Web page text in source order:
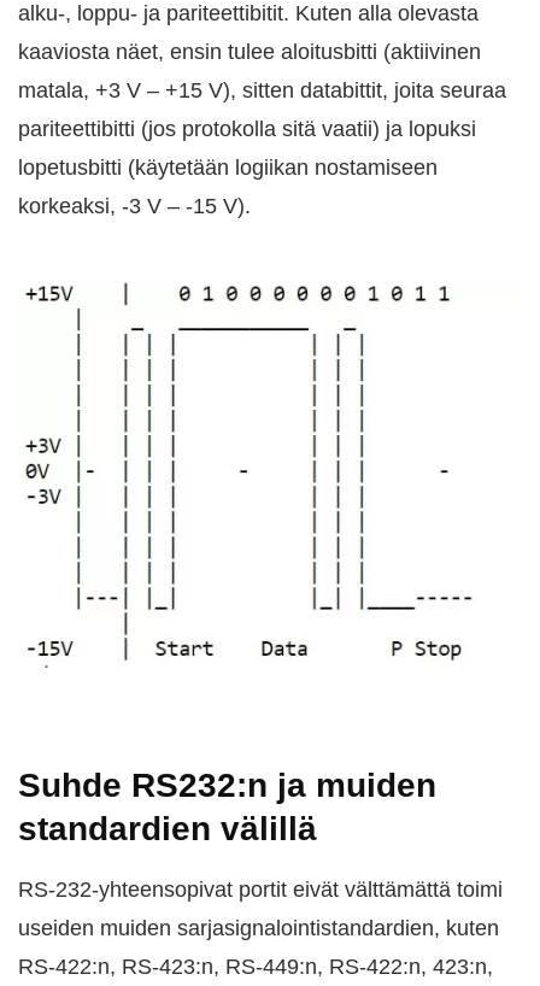
alku-, loppu- ja pariteettibitit. Kuten alla olevasta
kaaviosta näet, ensin tulee aloitusbitti (aktiivinen
matala, +3 V – +15 V), sitten databittit, joita seuraa
pariteettibitti (jos protokolla sitä vaatii) ja lopuksi
lopetusbitti (käytetään logiikan nostamiseen
korkeaksi, -3 V – -15 V).
Suhde RS232:n ja muiden
standardien välillä
RS-232-yhteensopivat portit eivät välttämättä toimi
useiden muiden sarjasignalointistandardien, kuten
RS-422:n, RS-423:n, RS-449:n, RS-422:n, 423:n,